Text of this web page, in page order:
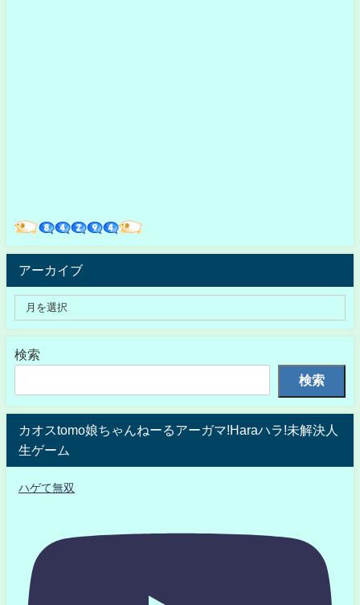
アーカイブ
検索
検索
カオスtomo娘ちゃんねーるアーガマ!Haraハラ!未解決人
生ゲーム
ハゲて無双